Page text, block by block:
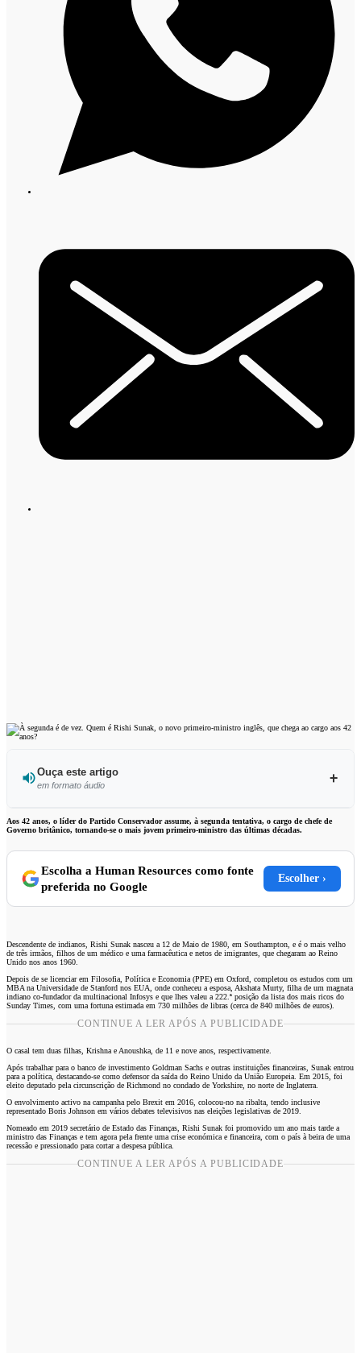
Ouça este artigo
em formato áudio
Ouvir este artigo
Aos 42 anos, o líder do Partido Conservador assume, à segunda tentativa, o cargo de chefe de
Governo britânico, tornando-se o mais jovem primeiro-ministro das últimas décadas.
Escolha a Human Resources como fonte
preferida no Google
Escolher ›
Descendente de indianos, Rishi Sunak nasceu a 12 de Maio de 1980, em Southampton, e é o mais velho
de três irmãos, filhos de um médico e uma farmacêutica e netos de imigrantes, que chegaram ao Reino
Unido nos anos 1960.
Depois de se licenciar em Filosofia, Política e Economia (PPE) em Oxford, completou os estudos com um
MBA na Universidade de Stanford nos EUA, onde conheceu a esposa, Akshata Murty, filha de um magnata
indiano co-fundador da multinacional Infosys e que lhes valeu a 222.ª posição da lista dos mais ricos do
Sunday Times, com uma fortuna estimada em 730 milhões de libras (cerca de 840 milhões de euros).
CONTINUE A LER APÓS A PUBLICIDADE
O casal tem duas filhas, Krishna e Anoushka, de 11 e nove anos, respectivamente.
Após trabalhar para o banco de investimento Goldman Sachs e outras instituições financeiras, Sunak entrou
para a política, destacando-se como defensor da saída do Reino Unido da União Europeia. Em 2015, foi
eleito deputado pela circunscrição de Richmond no condado de Yorkshire, no norte de Inglaterra.
O envolvimento activo na campanha pelo Brexit em 2016, colocou-no na ribalta, tendo inclusive
representado Boris Johnson em vários debates televisivos nas eleições legislativas de 2019.
Nomeado em 2019 secretário de Estado das Finanças, Rishi Sunak foi promovido um ano mais tarde a
ministro das Finanças e tem agora pela frente uma crise económica e financeira, com o país à beira de uma
recessão e pressionado para cortar a despesa pública.
CONTINUE A LER APÓS A PUBLICIDADE